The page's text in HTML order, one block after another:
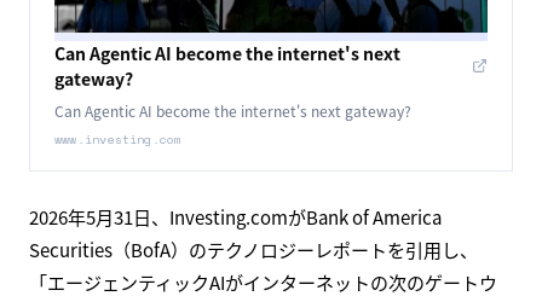
Can Agentic AI become the internet's next
gateway?
Can Agentic AI become the internet's next gateway?
www.investing.com
2026年5月31日、Investing.comがBank of America
Securities（BofA）のテクノロジーレポートを引用し、
「エージェンティックAIがインターネットの次のゲートウ